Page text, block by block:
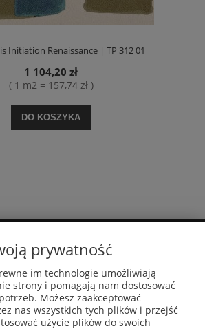
Initiation Renaissance | TP 312 01
1 104,20 zł
( 1 m2 = 157,74 zł )
DO KOSZYKA
MOJE KONTO
I DOSTAWA
prywatność
im technologie umożliwiają
strony i pomagają nam dostosować
Możesz zaakceptować
nas wszystkich tych plików i przejść
użycie plików do swoich